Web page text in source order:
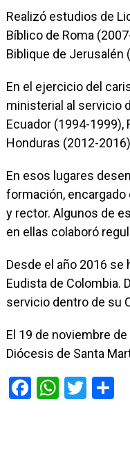
Realizó estudios de
Bíblico de Roma
Biblique de Jerusalén
En el ejercicio del
ministerial al servicio
Ecuador (1994-1999),
Honduras (2012-
En esos lugares
formación, encargado
y rector. Algunos de
en ellas colaboró
Desde el año 2016
Eudista de Colombia.
servicio dentro de su
El 19 de noviembre
Diócesis de Santa
F
W T